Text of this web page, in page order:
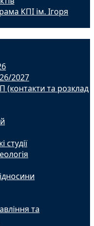
КПІ ім. Ігоря
2027
(контакти та розклад
студії
та